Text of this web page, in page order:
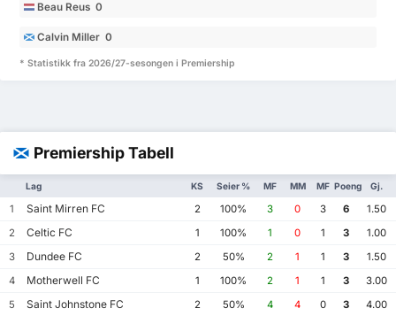
Beau Reus 0
Calvin Miller 0
* Statistikk fra 2026/27-sesongen i Premiership
Premiership Tabell
Lag KS Seier % MF MM MF Poeng Gj.
1 Saint Mirren FC 2 100% 3 0 3 6
1.50
2
Celtic FC 1 100% 1 0 1 3
1.00
3
Dundee FC 2 50% 2 1 1 3
1.50
4
Motherwell FC 1 100% 2 1 1 3
3.00
5
Saint Johnstone FC 2 50% 4 4 0 3
4.00